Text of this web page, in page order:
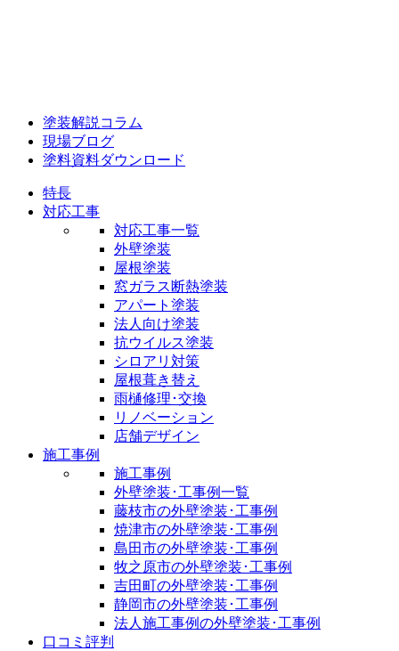
塗装解説コラム
現場ブログ
塗料資料ダウンロード
特長
対応工事
対応工事一覧
外壁塗装
屋根塗装
窓ガラス断熱塗装
アパート塗装
法人向け塗装
抗ウイルス塗装
シロアリ対策
屋根葺き替え
雨樋修理･交換
リノベーション
店舗デザイン
施工事例
施工事例
外壁塗装･工事例一覧
藤枝市の外壁塗装･工事例
焼津市の外壁塗装･工事例
島田市の外壁塗装･工事例
牧之原市の外壁塗装･工事例
吉田町の外壁塗装･工事例
静岡市の外壁塗装･工事例
法人施工事例の外壁塗装･工事例
口コミ評判